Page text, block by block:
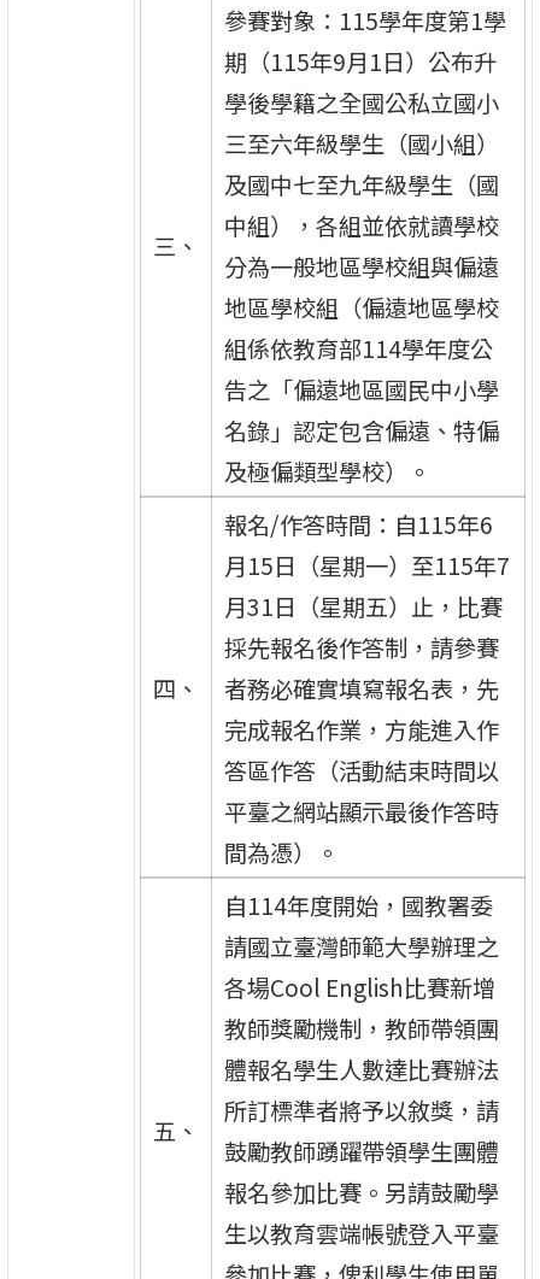
三、
參賽對象：115學年度第1學
期（115年9月1日）公布升
學後學籍之全國公私立國小
三至六年級學生（國小組）
及國中七至九年級學生（國
中組），各組並依就讀學校
分為一般地區學校組與偏遠
地區學校組（偏遠地區學校
組係依教育部114學年度公
告之「偏遠地區國民中小學
名錄」認定包含偏遠、特偏
及極偏類型學校）。
四、
報名/作答時間：自115年6
月15日（星期一）至115年7
月31日（星期五）止，比賽
採先報名後作答制，請參賽
者務必確實填寫報名表，先
完成報名作業，方能進入作
答區作答（活動結束時間以
平臺之網站顯示最後作答時
間為憑）。
五、
自114年度開始，國教署委
請國立臺灣師範大學辦理之
各場Cool English比賽新增
教師獎勵機制，教師帶領團
體報名學生人數達比賽辦法
所訂標準者將予以敘獎，請
鼓勵教師踴躍帶領學生團體
報名參加比賽。另請鼓勵學
生以教育雲端帳號登入平臺